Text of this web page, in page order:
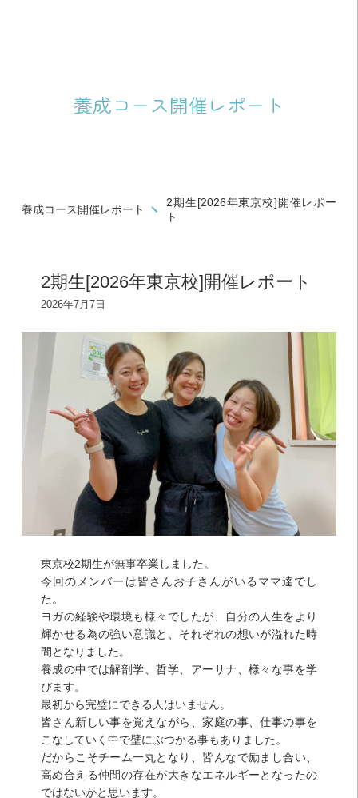
養成コース開催レポート
養成コース開催レポート
2期生[2026年東京校]開催レポー
ト
2期生[2026年東京校]開催レポート
2026年7月7日
東京校2期生が無事卒業しました。
今回のメンバーは皆さんお子さんがいるママ達でし
た。
ヨガの経験や環境も様々でしたが、自分の人生をより
輝かせる為の強い意識と、それぞれの想いが溢れた時
間となりました。
養成の中では解剖学、哲学、アーサナ、様々な事を学
びます。
最初から完璧にできる人はいません。
皆さん新しい事を覚えながら、家庭の事、仕事の事を
こなしていく中で壁にぶつかる事もありました。
だからこそチーム一丸となり、皆んなで励まし合い、
高め合える仲間の存在が大きなエネルギーとなったの
ではないかと思います。